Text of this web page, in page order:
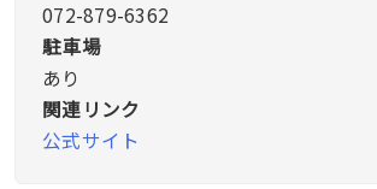
072-879-6362
駐車場
あり
関連リンク
公式サイト